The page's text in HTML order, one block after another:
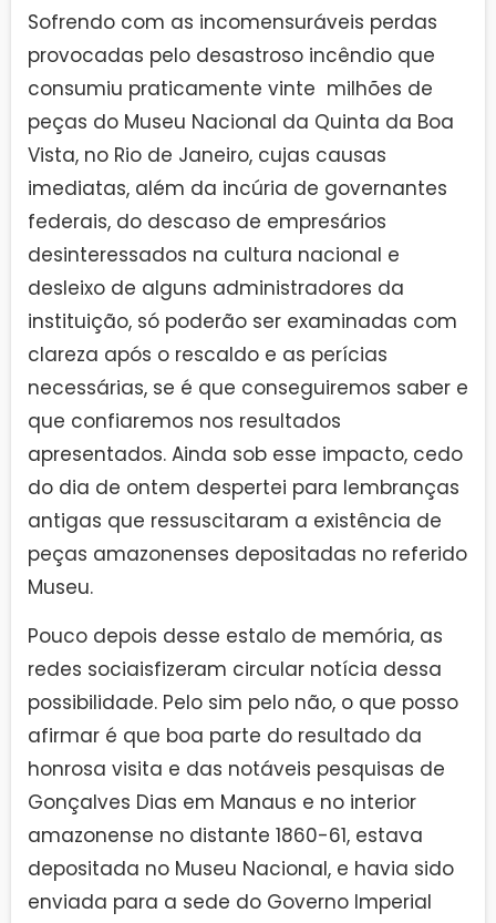
Sofrendo com as incomensuráveis perdas
provocadas pelo desastroso incêndio que
consumiu praticamente vinte milhões de
peças do Museu Nacional da Quinta da Boa
Vista, no Rio de Janeiro, cujas causas
imediatas, além da incúria de governantes
federais, do descaso de empresários
desinteressados na cultura nacional e
desleixo de alguns administradores da
instituição, só poderão ser examinadas com
clareza após o rescaldo e as perícias
necessárias, se é que conseguiremos saber e
que confiaremos nos resultados
apresentados. Ainda sob esse impacto, cedo
do dia de ontem despertei para lembranças
antigas que ressuscitaram a existência de
peças amazonenses depositadas no referido
Museu.
Pouco depois desse estalo de memória, as
redes sociaisfizeram circular notícia dessa
possibilidade. Pelo sim pelo não, o que posso
afirmar é que boa parte do resultado da
honrosa visita e das notáveis pesquisas de
Gonçalves Dias em Manaus e no interior
amazonense no distante 1860-61, estava
depositada no Museu Nacional, e havia sido
enviada para a sede do Governo Imperial